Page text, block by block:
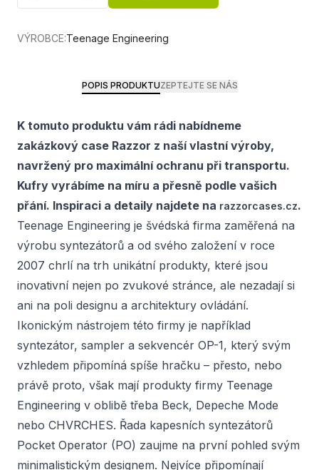
VÝROBCE:Teenage Engineering
POPIS PRODUKTUZEPTEJTE SE NÁS
K tomuto produktu vám rádi nabídneme
zakázkový case Razzor z naší vlastní výroby,
navržený pro maximální ochranu při transportu.
Kufry vyrábíme na míru a přesně podle vašich
přání. Inspiraci a detaily najdete na razzorcases.cz.
Teenage Engineering je švédská firma zaměřená na
výrobu syntezátorů a od svého založení v roce
2007 chrlí na trh unikátní produkty, které jsou
inovativní nejen po zvukové stránce, ale nezadají si
ani na poli designu a architektury ovládání.
Ikonickým nástrojem této firmy je například
syntezátor, sampler a sekvencér OP-1, který svým
vzhledem připomíná spíše hračku – přesto, nebo
právě proto, však mají produkty firmy Teenage
Engineering v oblibě třeba Beck, Depeche Mode
nebo CHVRCHES. Řada kapesních syntezátorů
Pocket Operator (PO) zaujme na první pohled svým
minimalistickým designem. Nejvíce připomínají